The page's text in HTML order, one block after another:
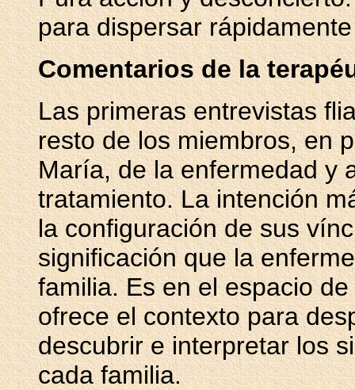
para dispersar
Comentarios de la
Las primeras entrevistas
resto de los miembros, en
María, de la enfermedad y
tratamiento. La intención
la configuración de sus
significación que la
familia. Es en el espacio
ofrece el contexto para
descubrir e interpretar los
cada familia.